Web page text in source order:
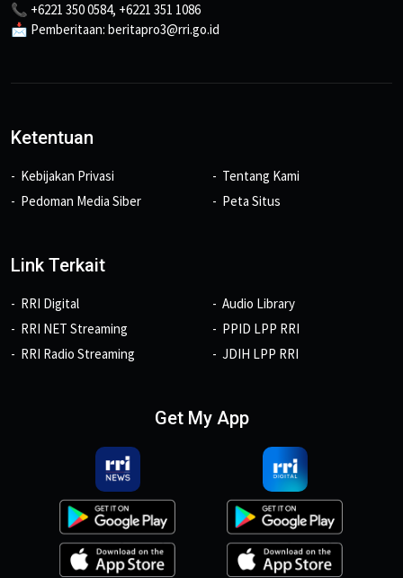
📞 +6221 350 0584, +6221 351 1086
📩 Pemberitaan: beritapro3@rri.go.id
Ketentuan
Kebijakan Privasi
Pedoman Media Siber
Tentang Kami
Peta Situs
Link Terkait
RRI Digital
RRI NET Streaming
RRI Radio Streaming
Audio Library
PPID LPP RRI
JDIH LPP RRI
Get My App